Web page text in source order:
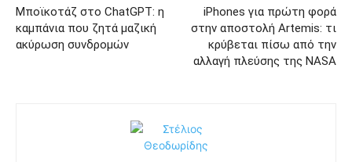
Μποϊκοτάζ στο ChatGPT: η
καμπάνια που ζητά μαζική
ακύρωση συνδρομών
iPhones για πρώτη φορά
στην αποστολή Artemis: τι
κρύβεται πίσω από την
αλλαγή πλεύσης της NASA